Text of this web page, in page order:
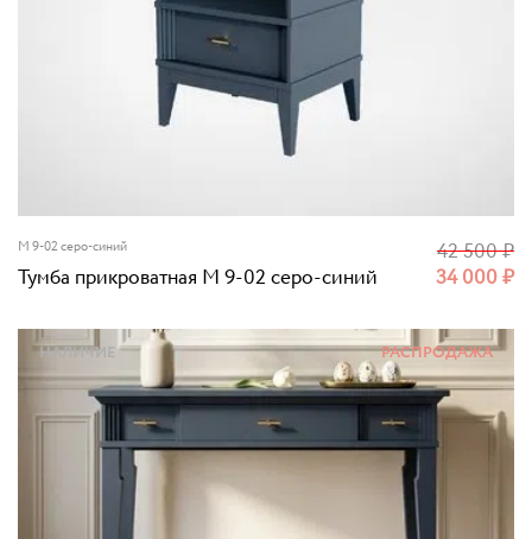
M 9-02 серо-синий
Тумба прикроватная M 9-02 серо-синий 34 000₽
42 500₽
РАСПРОДАЖА
НАЛИЧИЕ